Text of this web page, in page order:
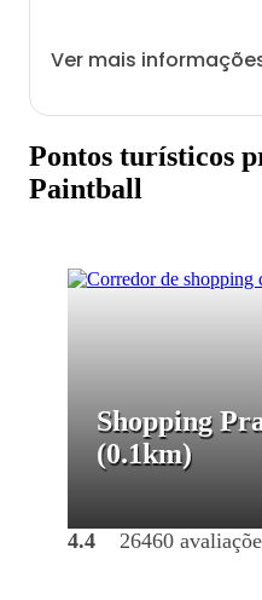
Ver mais
Pontos turísticos
Paintball
Shopping
(0.1km)
4.4 26460